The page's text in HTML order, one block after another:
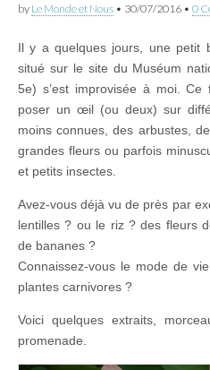
by Le Monde et Nous • 30/07/2016 • 0
Il y a quelques jours, une petit
situé sur le site du Muséum
5e) s’est improvisée à moi.
poser un œil (ou deux) sur
moins connues, des arbustes,
grandes fleurs ou parfois
et petits insectes.
Avez-vous déjà vu de près par
lentilles ? ou le riz ? des fleurs
de bananes ?
Connaissez-vous le mode de
plantes carnivores ?
Voici quelques extraits,
promenade.